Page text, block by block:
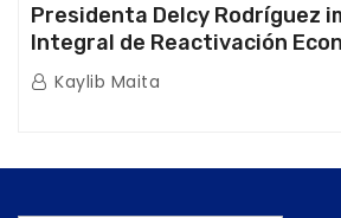
Presidenta Delcy Rodríguez
Integral de Reactivación
Guaira
Kaylib Maita